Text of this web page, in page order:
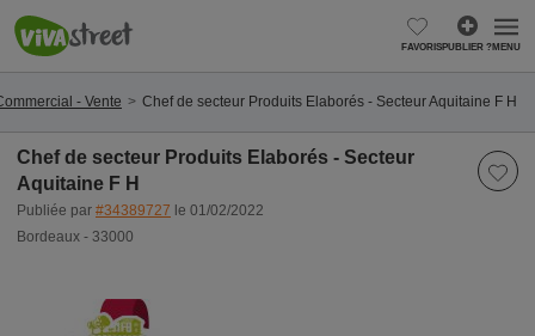
FAVORISPUBLIER ?MENU
- Vente Chef de secteur Produits Elaborés - Secteur Aquitaine F H
Chef de secteur Produits Elaborés - Secteur
Aquitaine F H
Publiée par #34389727 le 01/02/2022
Bordeaux - 33000